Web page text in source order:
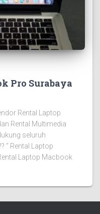
Pro Surabaya
Rental Laptop
Rental Multimedia
seluruh
“ Rental Laptop
Laptop Macbook